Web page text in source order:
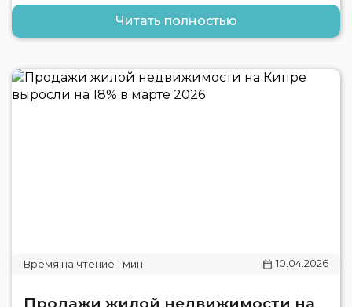
Читать полностью
10.04.2026